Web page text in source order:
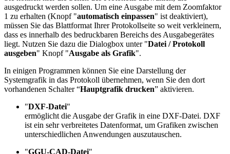
ausgedruckt werden sollen. Um eine Ausgabe mit dem Zoomfaktor
1 zu erhalten (Knopf "automatisch einpassen" ist deaktiviert),
müssen Sie das Blattformat Ihrer Protokollseite so weit verkleinern,
dass es innerhalb des bedruckbaren Bereichs des Ausgabegerätes
liegt. Nutzen Sie dazu die Dialogbox unter "Datei / Protokoll
ausgeben" Knopf "Ausgabe als Grafik".
In einigen Programmen können Sie eine Darstellung der
Systemgrafik in das Protokoll übernehmen, wenn Sie den dort
vorhandenen Schalter “Hauptgrafik drucken” aktivieren.
"DXF-Datei"
ermöglicht die Ausgabe der Grafik in eine DXF-Datei. DXF
ist ein sehr verbreitetes Datenformat, um Grafiken zwischen
unterschiedlichen Anwendungen auszutauschen.
"GGU-CAD-Datei"